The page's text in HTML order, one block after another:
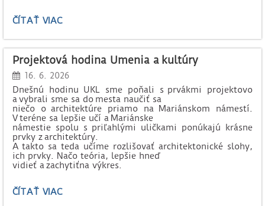
VÝPRAVA
SVETA
DINOSAUROV
A ZÁBAVY
V
ZATORLANDE:
ČÍTAŤ VIAC
Projektová hodina Umenia a kultúry
16. 6. 2026
Dnešnú hodinu UKL sme poňali s prvákmi projektovo
a vybrali sme sa do mesta naučiť sa
niečo o architektúre priamo na Mariánskom námestí.
V teréne sa lepšie učí a Mariánske
námestie spolu s priľahlými uličkami ponúkajú krásne
prvky z architektúry.
A takto sa teda učíme rozlišovať architektonické slohy,
ich prvky. Načo teória, lepšie hneď
vidieť a zachytiťna výkres.
PROJEKTOVÁ
ČÍTAŤ VIAC